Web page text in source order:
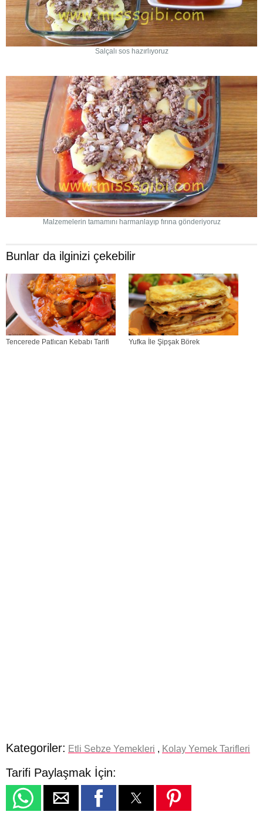
Salçalı sos hazırlıyoruz
Malzemelerin tamamını harmanlayıp fırına gönderiyoruz
Bunlar da ilginizi çekebilir
Tencerede Patlıcan Kebabı Tarifi Yufka İle Şipşak Börek
Kategoriler: Etli Sebze Yemekleri , Kolay Yemek Tarifleri
Tarifi Paylaşmak İçin: